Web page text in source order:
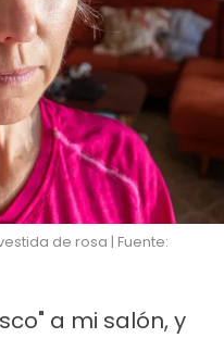
de rosa | Fuente:
a mi salón, y